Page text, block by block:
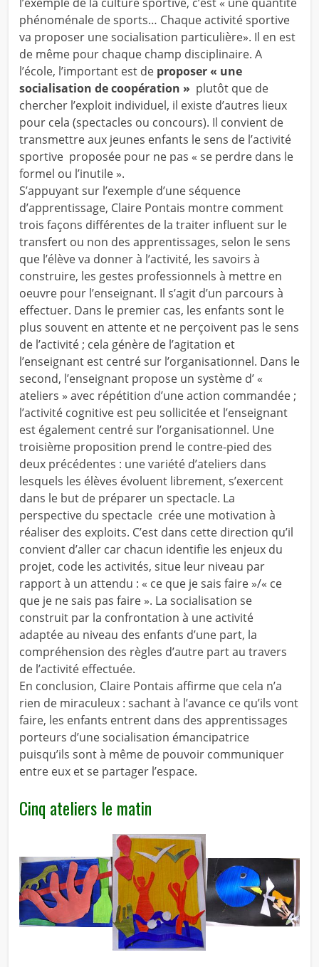
phénoménale de sports… Chaque activité sportive
va proposer une socialisation particulière». Il en est
de même pour chaque champ disciplinaire. A
l’école, l’important est de proposer « une
socialisation de coopération » plutôt que de
chercher l’exploit individuel, il existe d’autres lieux
pour cela (spectacles ou concours). Il convient de
transmettre aux jeunes enfants le sens de l’activité
sportive proposée pour ne pas « se perdre dans le
formel ou l’inutile ».
S’appuyant sur l’exemple d’une séquence
d’apprentissage, Claire Pontais montre comment
trois façons différentes de la traiter influent sur le
transfert ou non des apprentissages, selon le sens
que l’élève va donner à l’activité, les savoirs à
construire, les gestes professionnels à mettre en
oeuvre pour l’enseignant. Il s’agit d’un parcours à
effectuer. Dans le premier cas, les enfants sont le
plus souvent en attente et ne perçoivent pas le sens
de l’activité ; cela génère de l’agitation et
l’enseignant est centré sur l’organisationnel. Dans le
second, l’enseignant propose un système d’ «
ateliers » avec répétition d’une action commandée ;
l’activité cognitive est peu sollicitée et l’enseignant
est également centré sur l’organisationnel. Une
troisième proposition prend le contre-pied des
deux précédentes : une variété d’ateliers dans
lesquels les élèves évoluent librement, s’exercent
dans le but de préparer un spectacle. La
perspective du spectacle crée une motivation à
réaliser des exploits. C’est dans cette direction qu’il
convient d’aller car chacun identifie les enjeux du
projet, code les activités, situe leur niveau par
rapport à un attendu : « ce que je sais faire »/« ce
que je ne sais pas faire ». La socialisation se
construit par la confrontation à une activité
adaptée au niveau des enfants d’une part, la
compréhension des règles d’autre part au travers
de l’activité effectuée.
En conclusion, Claire Pontais affirme que cela n’a
rien de miraculeux : sachant à l’avance ce qu’ils vont
faire, les enfants entrent dans des apprentissages
porteurs d’une socialisation émancipatrice
puisqu’ils sont à même de pouvoir communiquer
entre eux et se partager l’espace.
Cinq ateliers le matin